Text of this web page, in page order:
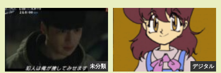
み（笑）No.142
未分類 デジタル